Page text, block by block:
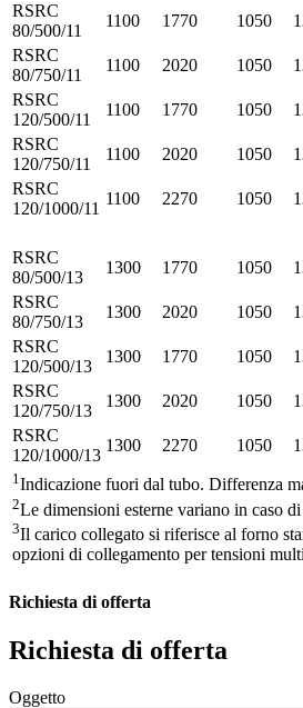
RSRC
80/500/11
1100 1770 1050
RSRC
80/750/11
1100 2020 1050
RSRC
120/500/11
1100 1770 1050
RSRC
120/750/11
1100 2020 1050
RSRC
120/1000/11
1100 2270 1050
RSRC
80/500/13
1300 1770 1050
RSRC
80/750/13
1300 2020 1050
RSRC
120/500/13
1300 1770 1050
RSRC
120/750/13
1300 2020 1050
RSRC
120/1000/13
1300 2270 1050
1Indicazione fuori dal tubo. Differenza
2Le dimensioni esterne variano in caso
3Il carico collegato si riferisce al forno
opzioni di collegamento per tensioni
Richiesta di offerta
Richiesta di offerta
Oggetto